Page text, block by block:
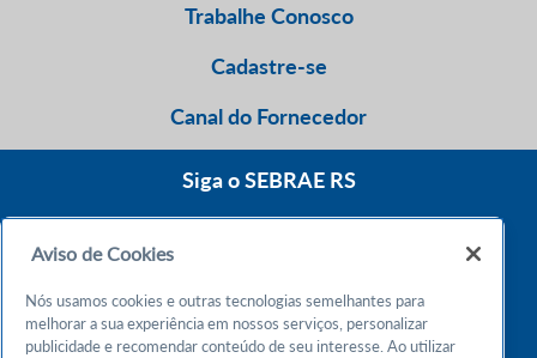
Trabalhe Conosco
Cadastre-se
Canal do Fornecedor
Siga o SEBRAE RS
Atendimento 24h
Aviso de Cookies
Nós usamos cookies e outras tecnologias semelhantes para
melhorar a sua experiência em nossos serviços, personalizar
publicidade e recomendar conteúdo de seu interesse. Ao utilizar